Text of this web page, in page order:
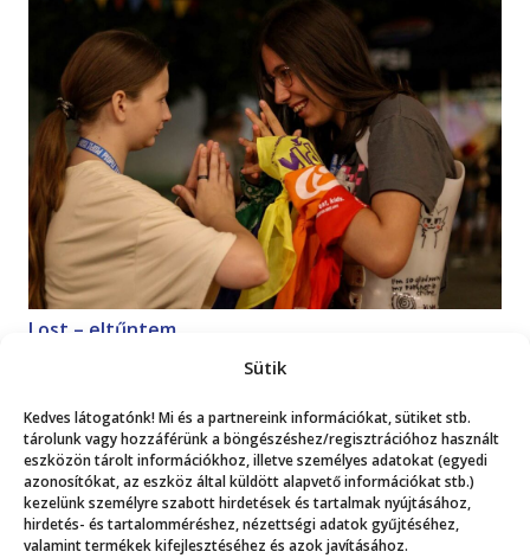
Sütik
Kedves látogatónk! Mi és a partnereink információkat, sütiket stb.
tárolunk vagy hozzáférünk a böngészéshez/regisztrációhoz használt
eszközön tárolt információkhoz, illetve személyes adatokat (egyedi
azonosítókat, az eszköz által küldött alapvető információkat stb.)
kezelünk személyre szabott hirdetések és tartalmak nyújtásához,
hirdetés- és tartalomméréshez, nézettségi adatok gyűjtéséhez,
valamint termékek kifejlesztéséhez és azok javításához.
Lost – eltűntem
Mutasd a többit!